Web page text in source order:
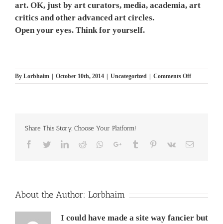
art. OK, just by art curators, media, academia, art
critics and other advanced art circles.
Open your eyes. Think for yourself.
By Lorbhaim | October 10th, 2014 | Uncategorized | Comments Offon
Fart
על
אמנותית
Share This Story, Choose Your Platform!
Facebook
TwitterLinkedIn
Reddit Whatsapp
Google+Tumblr Pinterest
Vk Email
About the Author: Lorbhaim
I could have made a site way fancier but